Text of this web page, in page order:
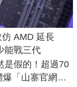
AMD 延長
能戰三代
是假的！超過70
「山寨官網」